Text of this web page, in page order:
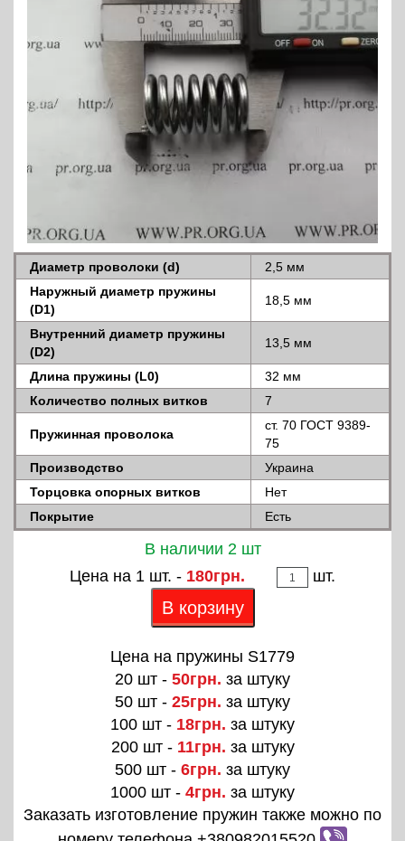
Диаметр проволоки (d)
2,5 мм
Наружный диаметр пружины
(D1)
18,5 мм
Внутренний диаметр пружины
(D2)
13,5 мм
Длина пружины (L0)
32 мм
Количество полных витков
7
Пружинная проволока
ст. 70 ГОСТ 9389-
75
Производство
Украина
Торцовка опорных витков
Нет
Покрытие
Есть
В наличии 2 шт
Цена на 1 шт. - 180грн. шт.
В корзину
Цена на пружины S1779
20 шт - 50грн. за штуку
50 шт - 25грн. за штуку
100 шт - 18грн. за штуку
200 шт - 11грн. за штуку
500 шт - 6грн. за штуку
1000 шт - 4грн. за штуку
Заказать изготовление пружин также можно по